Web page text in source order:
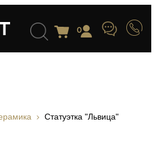
0
Статуэтка "Львица"